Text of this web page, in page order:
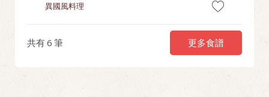
異國風料理
共有6 筆 更多食譜